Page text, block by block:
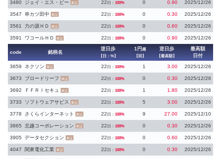
3480 ジェイ・エス・ビー 東証 22 日： 100% 0 0.90 2025/12/26
3547 串カツ田中 東証 22 日： 100% 0 0.30 2025/12/26
3561 力の源ＨＤ 東証 22 日： 100% 0 0.60 2025/12/26
3591 ワコールＨＤ 東証 22 日： 100% 0 0.90 2025/12/26
code 銘柄名
逆日歩
【日：%】
1円 越
【回】
逆日歩
【最高額】
最高額
日付
3659
ネクソン 東証 22 日： 100% 1 3.00 2025/12/26
3673 ブロードリーフ 東証 22 日： 100% 0 0.30 2025/12/26
3692 ＦＦＲＩセキュ 東証 22 日： 100% 1 1.80 2025/12/26
3733 ソフトウェアサビス 東証 22 日： 100% 5 3.00 2025/12/26
3778 さくらインターネット 東証 22 日： 100% 9 27.00 2025/12/10
3865 北越コーポレーション 東証 22 日： 100% 0 0.30 2025/12/26
3905 データセクション 東証 22 日： 100% 0 0.60 2025/12/26
4047 関東電化工業 東証 22 日： 100% 0 0.30 2025/12/26